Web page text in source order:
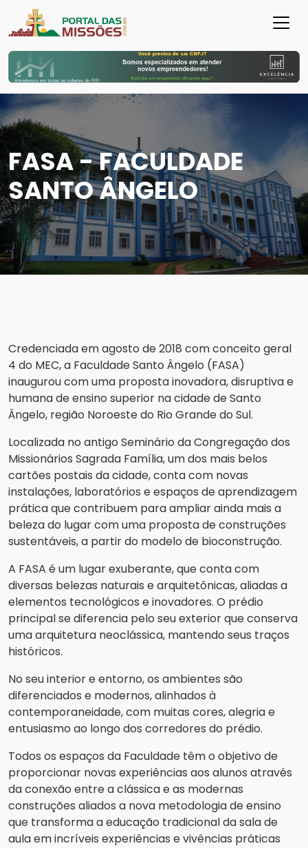
FASA - FACULDADE
SANTO ÂNGELO
Credenciada em agosto de 2018 com conceito geral
4 do MEC, a Faculdade Santo Ângelo (FASA)
inaugurou com uma proposta inovadora, disruptiva e
humana de ensino superior na cidade de Santo
Ângelo, região Noroeste do Rio Grande do Sul.
Localizada no antigo Seminário da Congregação dos
Missionários Sagrada Família, um dos mais belos
cartões postais da cidade, conta com novas
instalações, laboratórios e espaços de aprendizagem
prática que contribuem para ampliar ainda mais a
beleza do lugar com uma proposta de construções
sustentáveis, a partir do modelo de bioconstrução.
A FASA é um lugar exuberante, que conta com
diversas belezas naturais e arquitetônicas, aliadas a
elementos tecnológicos e inovadores. O prédio
principal se diferencia pelo seu exterior que conserva
uma arquitetura neoclássica, mantendo seus traços
históricos.
No seu interior e entorno, os ambientes são
diferenciados e modernos, alinhados à
contemporaneidade, com muitas cores, alegria e
entusiasmo ao longo dos corredores do prédio.
Todos os espaços da Faculdade têm o objetivo de
proporcionar novas experiências aos alunos através
da conexão entre a clássica e as modernas
construções aliados a nova metodologia de ensino
que transforma a educação tradicional da sala de
aula em incríveis experiências e vivências práticas